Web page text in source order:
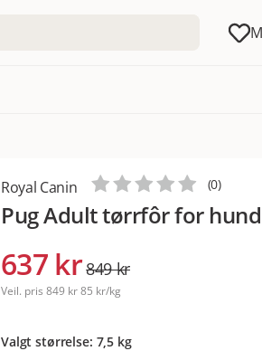
Royal Canin
Pug Adult tørrfôr for
(0)
637 kr849 kr
Veil. pris 849 kr85 kr/kg
Valgt størrelse: 7,5 kg